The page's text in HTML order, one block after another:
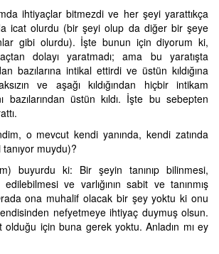
ihtiyaçlar bitmezdi ve her şeyi yarattıkça
icat olurdu (bir şeyi olup da diğer bir şeye
gibi olurdu). İşte bunun için diyorum ki,
dolayı yaratmadı; ama bu yaratışta
bazılarına intikal ettirdi ve üstün kıldığına
ve aşağı kıldığından hiçbir intikam
bazılarından üstün kıldı. İşte bu sebepten
o mevcut kendi yanında, kendi zatında
muydu)?
buyurdu ki: Bir şeyin tanınıp bilinmesi,
edilebilmesi ve varlığının sabit ve tanınmış
ona muhalif olacak bir şey yoktu ki onu
nefyetmeye ihtiyaç duymuş olsun.
için buna gerek yoktu. Anladın mı ey